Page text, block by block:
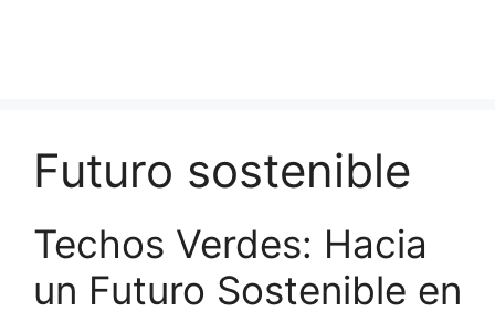
Futuro sostenible
Techos Verdes: Hacia
un Futuro Sostenible en